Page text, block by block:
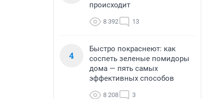
происходит
8 392 13
4
Быстро покраснеют: как
соспеть зеленые помидоры
дома — пять самых
эффективных способов
8 208 3